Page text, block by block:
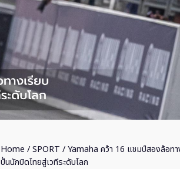
Home /SPORT / Yamaha คว้า 16 แชมป์สองล้อทา
ปั้นนักบิดไทยสู่เวทีระดับโลก